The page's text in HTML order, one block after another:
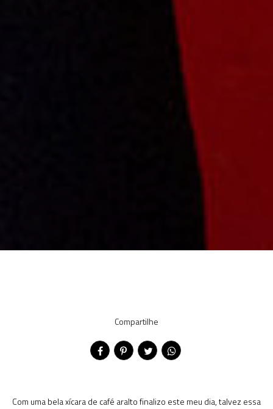
Compartilhe
Com uma bela xícara de café aralto finalizo este meu dia, talvez essa